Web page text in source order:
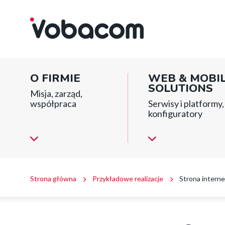
Strona
internetowa
Centrum
VOBACOM
Inteligentne
rozwiązania
instytucji
Przejdź
menu
Przejdź
treści
Przejdź
stopki
Main
menu
block
O FIRMIE
Misja, zarząd,
współpraca
WEB &
SOLUTIONS
Serwisy i
konfiguratory
Ścieżka
Strona główna Przykładowe realizacje Strona